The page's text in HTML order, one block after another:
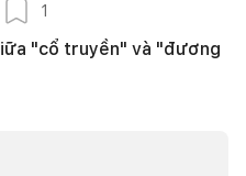
1
"cổ truyền" và "đương